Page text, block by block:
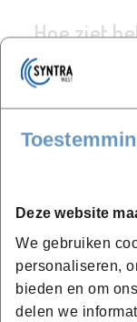
Deze website
We gebruiken
personaliseren,
bieden en om
delen we
Hoe ziet
opleiding
1.
basistechnieken.
- Werken met
-
normen.